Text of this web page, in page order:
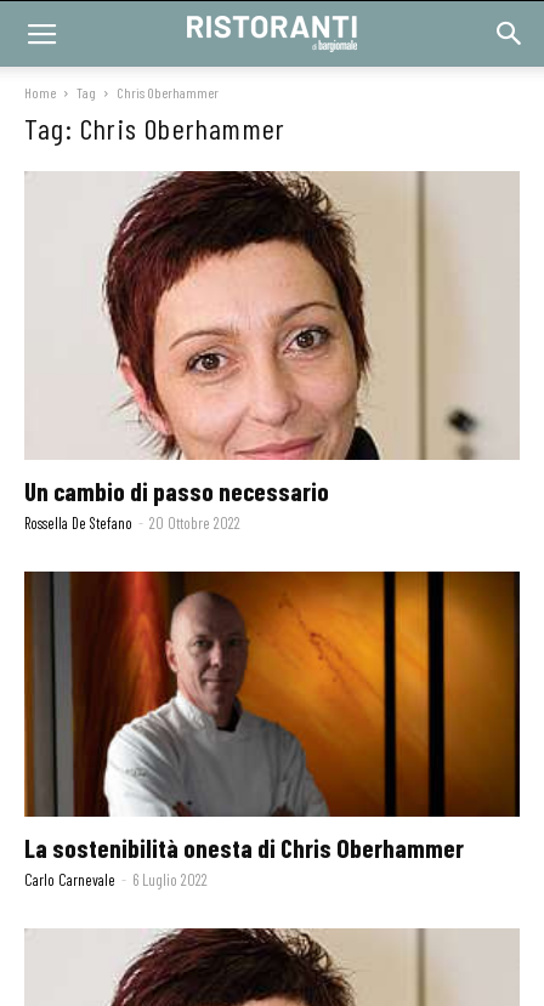
Home Tag Chris Oberhammer
Tag: Chris Oberhammer
Un cambio di passo necessario
Rossella De Stefano - 20 Ottobre 2022
La sostenibilità onesta di Chris Oberhammer
Carlo Carnevale - 6 Luglio 2022